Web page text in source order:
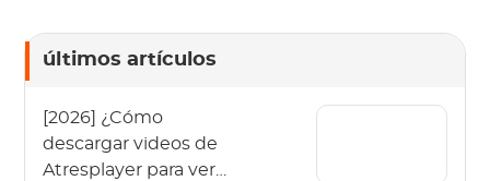
últimos artículos
[2026] ¿Cómo
descargar videos de
Atresplayer para ver